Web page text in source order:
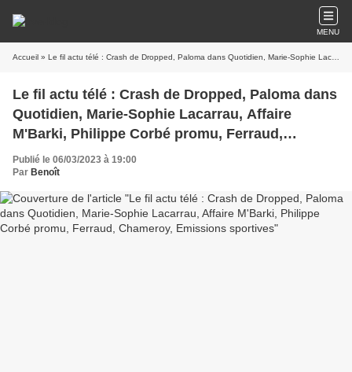
MENU
Accueil » Le fil actu télé : Crash de Dropped, Paloma dans Quotidien, Marie-Sophie Lacarrau, Affaire M'Barki, Philippe Corbé promu, Ferraud, Chameroy, Emissions sportives
Le fil actu télé : Crash de Dropped, Paloma dans
Quotidien, Marie-Sophie Lacarrau, Affaire
M'Barki, Philippe Corbé promu, Ferraud,
Chameroy, Emissions sportives
Publié le 06/03/2023 à 19:00
Par Benoît